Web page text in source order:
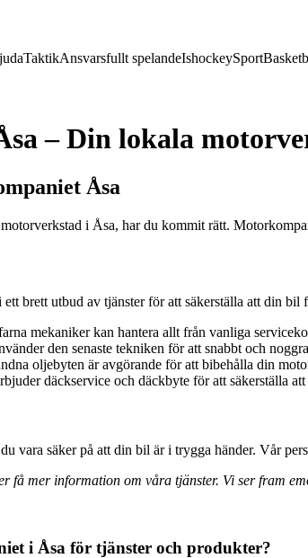
TaktikAnsvarsfullt spelandeIshockeySport
– Din lokala
Åsa
i Åsa, har du kommit rätt.
brett utbud av tjänster för att säkerställa att din
mekaniker kan hantera allt från vanliga
den senaste tekniken för att snabbt och
oljebyten är avgörande för att bibehålla din
däckservice och däckbyte för att säkerställa
vara säker på att din bil är i trygga händer. Vår
få mer information om våra tjänster. Vi ser fram
i Åsa för tjänster och produkter?